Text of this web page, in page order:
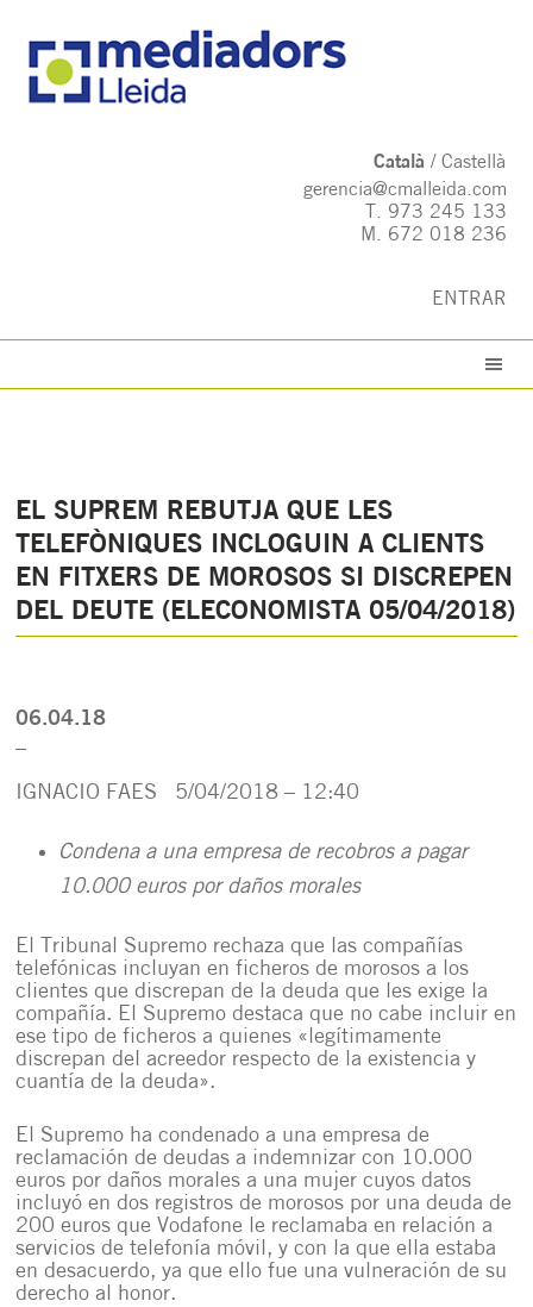
Català
Castellà
gerencia@cmalleida.com
T. 973 245 133
M. 672 018 236
ENTRAR
EL SUPREM REBUTJA QUE LES
TELEFÒNIQUES INCLOGUIN A CLIENTS
EN FITXERS DE MOROSOS SI DISCREPEN
DEL DEUTE (ELECONOMISTA 05/04/2018)
06.04.18
IGNACIO FAES 5/04/2018 – 12:40
Condena a una empresa de recobros a pagar
10.000 euros por daños morales
El Tribunal Supremo rechaza que las compañías
telefónicas incluyan en ficheros de morosos a los
clientes que discrepan de la deuda que les exige la
compañía. El Supremo destaca que no cabe incluir en
ese tipo de ficheros a quienes «legítimamente
discrepan del acreedor respecto de la existencia y
cuantía de la deuda».
El Supremo ha condenado a una empresa de
reclamación de deudas a indemnizar con 10.000
euros por daños morales a una mujer cuyos datos
incluyó en dos registros de morosos por una deuda de
200 euros que Vodafone le reclamaba en relación a
servicios de telefonía móvil, y con la que ella estaba
en desacuerdo, ya que ello fue una vulneración de su
derecho al honor.